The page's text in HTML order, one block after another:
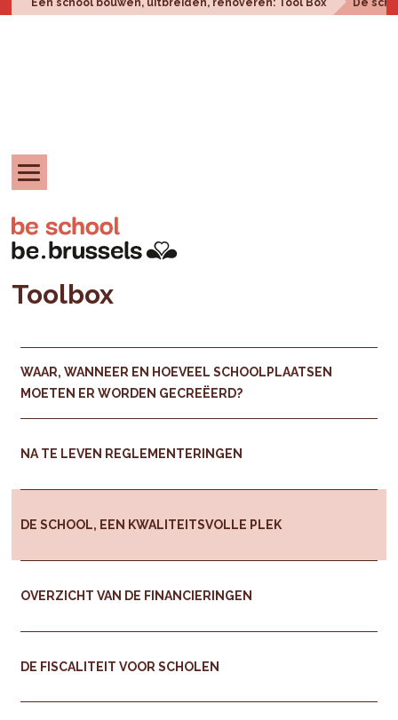
Een school bouwen, uitbreiden, renoveren: Tool Box De
Toolbox
WAAR, WANNEER EN HOEVEEL SCHOOLPLAATSEN
MOETEN ER WORDEN GECREËERD?
NA TE LEVEN REGLEMENTERINGEN
DE SCHOOL, EEN KWALITEITSVOLLE PLEK
OVERZICHT VAN DE FINANCIERINGEN
DE FISCALITEIT VOOR SCHOLEN